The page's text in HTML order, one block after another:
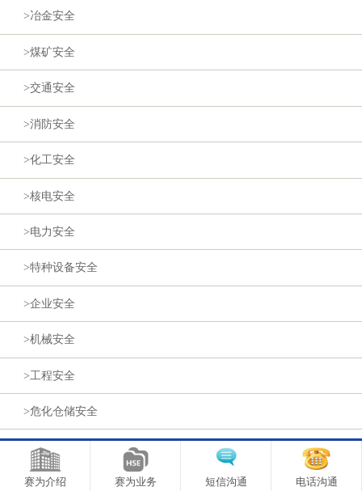
联系赛为
>冶金安全
>煤矿安全
>交通安全
>消防安全
>化工安全
>核电安全
>电力安全
>特种设备安全
>企业安全
>机械安全
>工程安全
>危化仓储安全
>安海征程
赛为介绍 赛为业务 短信沟通 电话沟通